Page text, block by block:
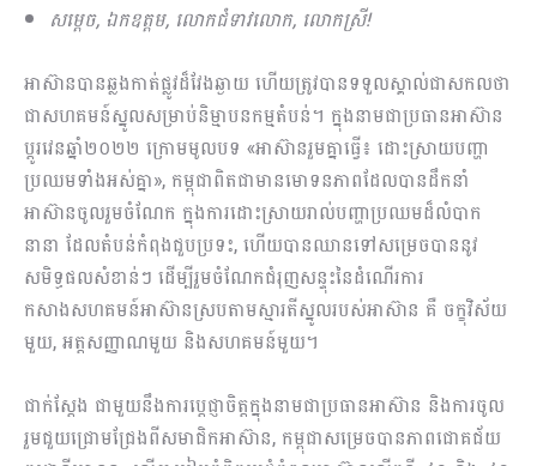
សម្តេច, ឯកឧត្តម, លោកជំទាវលោក, លោកសី្រ!
អាស៊ានបានឆ្លងកាត់ផ្លូវដ៏វែងឆ្ងាយ ហើយត្រូវបានទទួលស្គាល់ជាសកលថា
ជាសហគមន៍ស្នូលសម្រាប់និម្មាបនកម្មតំបន់។ ក្នុងនាមជាប្រធានអាស៊ាន
ប្តូរវេនឆ្នាំ២០២២ ក្រោមមូលបទ «អាស៊ានរួមគ្នាធ្វើ៖ ដោះស្រាយបញ្ហា
ប្រឈមទាំងអស់គ្នា», កម្ពុជាពិតជាមានមោទនភាពដែលបានដឹកនាំ
អាស៊ានចូលរួមចំណែក ក្នុងការដោះស្រាយរាល់បញ្ហាប្រឈមដ៏លំបាក
នានា ដែលតំបន់កំពុងជួបប្រទះ, ហើយបានឈានទៅសម្រេចបាននូវ
សមិទ្ធផលសំខាន់ៗ ដើម្បីរួមចំណែកជំរុញសន្ទុះនៃដំណើរការ
កសាងសហគមន៍អាស៊ានស្របតាមស្មារតីស្នូលរបស់អាស៊ាន គឺ ចក្ខុវិស័យ
មួយ, អត្តសញ្ញាណមួយ និងសហគមន៍មួយ។
ជាក់ស្តែង ជាមួយនឹងការប្តេជ្ញាចិត្តក្នុងនាមជាប្រធានអាស៊ាន និងការចូល
រួមជួយជ្រោមជ្រែងពីសមាជិកអាស៊ាន, កម្ពុជាសម្រេចបានភាពជោគជ័យ